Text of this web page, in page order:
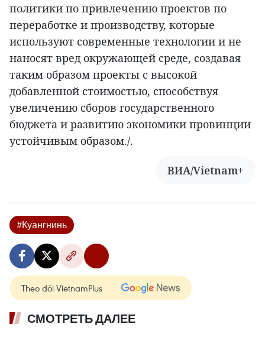
политики по привлечению проектов по
переработке и производству, которые
используют современные технологии и не
наносят вред окружающей среде, создавая
таким образом проекты с высокой
добавленной стоимостью, способствуя
увеличению сборов государственного
бюджета и развитию экономики провинции
устойчивым образом./.
ВИА/Vietnam+
#Куангнинь
Theo dõi VietnamPlus
СМОТРЕТЬ ДАЛЕЕ